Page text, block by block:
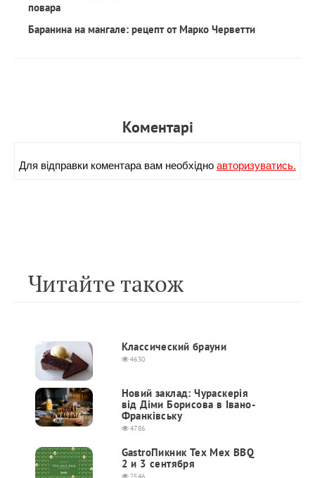
повара
Баранина на мангале: рецепт от Марко Черветти
Коментарi
Для вiдправки коментара вам необхiдноавторизуватись.
Читайте також
Классический брауни
4630
Новий заклад: Чураскерія
від Діми Борисова в Івано-
Франківську
4786
GastroПикник Tex Mex BBQ
2 и 3 сентября